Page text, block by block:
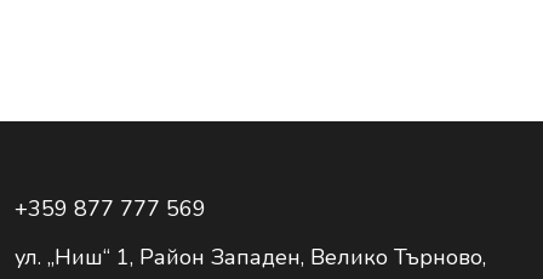
+359 877 777 569
ул. „Ниш“ 1, Район Западен, Велико Търново,